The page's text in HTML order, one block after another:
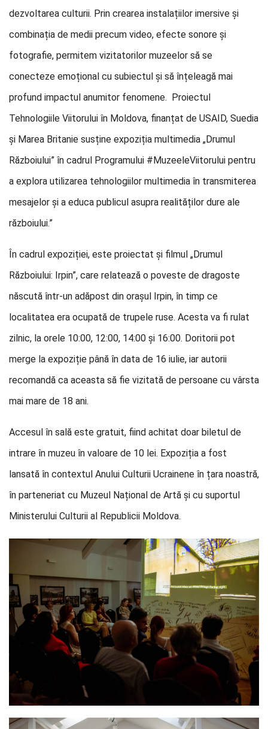
dezvoltarea culturii. Prin crearea instalațiilor imersive și
combinația de medii precum video, efecte sonore și
fotografie, permitem vizitatorilor muzeelor să se
conecteze emoțional cu subiectul și să înțeleagă mai
profund impactul anumitor fenomene. Proiectul
Tehnologiile Viitorului în Moldova, finanțat de USAID, Suedia
și Marea Britanie susține expoziția multimedia „Drumul
Războiului” în cadrul Programului #MuzeeleViitorului pentru
a explora utilizarea tehnologiilor multimedia în transmiterea
mesajelor și a educa publicul asupra realităților dure ale
războiului.”
În cadrul expoziției, este proiectat și filmul „Drumul
Războiului: Irpin”, care relatează o poveste de dragoste
născută într-un adăpost din orașul Irpin, în timp ce
localitatea era ocupată de trupele ruse. Acesta va fi rulat
zilnic, la orele 10:00, 12:00, 14:00 și 16:00. Doritorii pot
merge la expoziție până în data de 16 iulie, iar autorii
recomandă ca aceasta să fie vizitată de persoane cu vârsta
mai mare de 18 ani.
Accesul în sală este gratuit, fiind achitat doar biletul de
intrare în muzeu în valoare de 10 lei. Expoziția a fost
lansată în contextul Anului Culturii Ucrainene în țara noastră,
în parteneriat cu Muzeul Național de Artă și cu suportul
Ministerului Culturii al Republicii Moldova.